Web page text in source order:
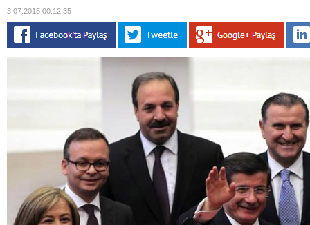
3.07.2015 00:12:35